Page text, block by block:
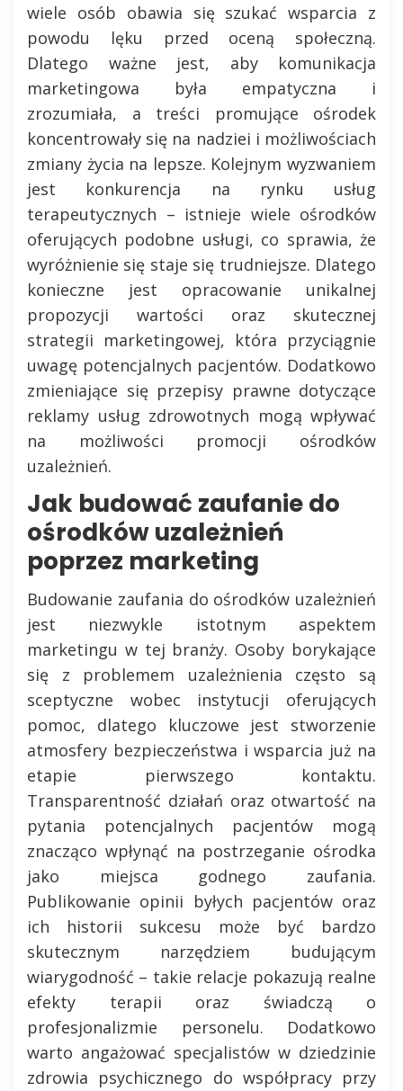
wiele osób obawia się szukać wsparcia z
powodu lęku przed oceną społeczną.
Dlatego ważne jest, aby komunikacja
marketingowa była empatyczna i
zrozumiała, a treści promujące ośrodek
koncentrowały się na nadziei i możliwościach
zmiany życia na lepsze. Kolejnym wyzwaniem
jest konkurencja na rynku usług
terapeutycznych – istnieje wiele ośrodków
oferujących podobne usługi, co sprawia, że
wyróżnienie się staje się trudniejsze. Dlatego
konieczne jest opracowanie unikalnej
propozycji wartości oraz skutecznej
strategii marketingowej, która przyciągnie
uwagę potencjalnych pacjentów. Dodatkowo
zmieniające się przepisy prawne dotyczące
reklamy usług zdrowotnych mogą wpływać
na możliwości promocji ośrodków
uzależnień.
Jak budować zaufanie do
ośrodków uzależnień
poprzez marketing
Budowanie zaufania do ośrodków uzależnień
jest niezwykle istotnym aspektem
marketingu w tej branży. Osoby borykające
się z problemem uzależnienia często są
sceptyczne wobec instytucji oferujących
pomoc, dlatego kluczowe jest stworzenie
atmosfery bezpieczeństwa i wsparcia już na
etapie pierwszego kontaktu.
Transparentność działań oraz otwartość na
pytania potencjalnych pacjentów mogą
znacząco wpłynąć na postrzeganie ośrodka
jako miejsca godnego zaufania.
Publikowanie opinii byłych pacjentów oraz
ich historii sukcesu może być bardzo
skutecznym narzędziem budującym
wiarygodność – takie relacje pokazują realne
efekty terapii oraz świadczą o
profesjonalizmie personelu. Dodatkowo
warto angażować specjalistów w dziedzinie
zdrowia psychicznego do współpracy przy